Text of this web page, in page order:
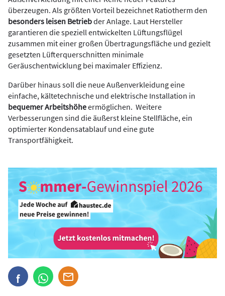
überzeugen. Als größten Vorteil bezeichnet Ratiotherm den
besonders leisen Betriebder Anlage. Laut Hersteller
garantieren die speziell entwickelten Lüftungsflügel
zusammen mit einer großen Übertragungsfläche und gezielt
gesetzten Lüfterquerschnitten minimale
Geräuschentwicklung bei maximaler Effizienz.
Darüber hinaus soll die neue Außenverkleidung eine
einfache, kältetechnische und elektrische Installation in
bequemer Arbeitshöheermöglichen. Weitere
Verbesserungen sind die äußerst kleine Stellfläche, ein
optimierter Kondensatablauf und eine gute
Transportfähigkeit.